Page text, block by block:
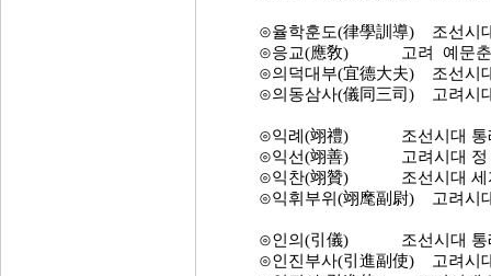
⊙율학훈도(律學訓導) 조선시
⊙응교(應敎) 고려 예문춘추
⊙의덕대부(宜德大夫) 조선시
⊙의동삼사(儀同三司) 고려시
⊙익례(翊禮) 조선시대 통례
⊙익선(翊善) 고려시대 정 5
⊙익찬(翊贊) 조선시대 세자
⊙익휘부위(翊麾副尉) 고려시
⊙인의(引儀) 조선시대 통례
⊙인진부사(引進副使) 고려시